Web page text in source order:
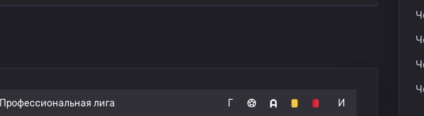
Профессиональная лига Г И